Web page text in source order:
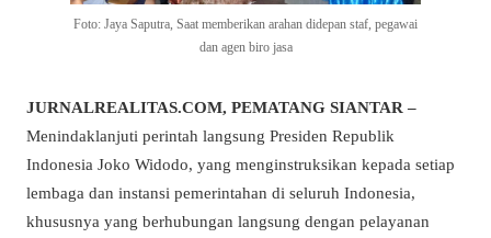
Foto: Jaya Saputra, Saat memberikan arahan didepan staf, pegawai
dan agen biro jasa
JURNALREALITAS.COM, PEMATANG SIANTAR –
Menindaklanjuti perintah langsung Presiden Republik
Indonesia Joko Widodo, yang menginstruksikan kepada setiap
lembaga dan instansi pemerintahan di seluruh Indonesia,
khususnya yang berhubungan langsung dengan pelayanan